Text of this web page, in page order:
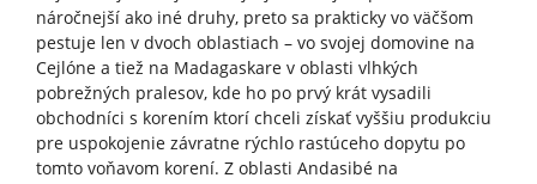
náročnejší ako iné druhy, preto sa prakticky vo väčšom
pestuje len v dvoch oblastiach – vo svojej domovine na
Cejlóne a tiež na Madagaskare v oblasti vlhkých
pobrežných pralesov, kde ho po prvý krát vysadili
obchodníci s korením ktorí chceli získať vyššiu produkciu
pre uspokojenie závratne rýchlo rastúceho dopytu po
tomto voňavom korení. Z oblasti Andasibé na